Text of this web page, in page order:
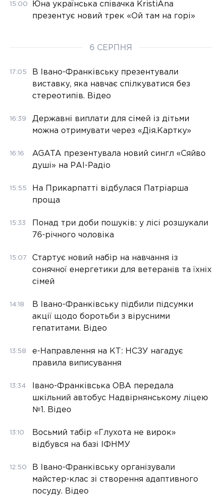
15:00
Юна українська співачка KristiAna
презентує новий трек «Ой там на горі»
6 СЕРПНЯ
17:05
В Івано-Франківську презентували
виставку, яка навчає спілкуватися без
стереотипів. Відео
16:39
Державні виплати для сімей із дітьми
можна отримувати через «Дія.Картку»
16:16
AGATA презентувала новий сингл «Сяйво
душі» на РАІ-Радіо
15:55
На Прикарпатті відбулася Патріарша
проща
15:33
Понад три доби пошуків: у лісі розшукали
76-річного чоловіка
15:07
Стартує новий набір на навчання із
сонячної енергетики для ветеранів та їхніх
сімей
14:18
В Івано-Франківську підбили підсумки
акції щодо боротьби з вірусними
гепатитами. Відео
13:58
е-Направлення на КТ: НСЗУ нагадує
правила виписування
13:34
Івано-Франківська ОВА передала
шкільний автобус Надвірнянському ліцею
№1. Відео
13:10
Восьмий табір «Глухота не вирок»
відбувся на базі ІФНМУ
12:50
В Івано-Франківську організували
майстер-клас зі створення адаптивного
посуду. Відео